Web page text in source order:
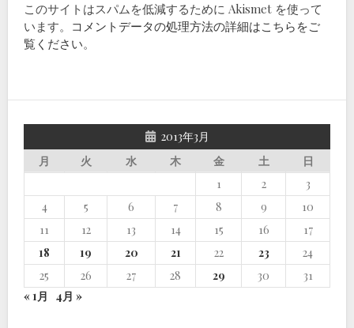
このサイトはスパムを低減するために Akismet を使って
います。 コメントデータの処理方法の詳細はこちらをご
覧ください。
2013年3月
月
火 水 木 金 土
日
1
2
3
4
5 6 7 8 9
10
11
12 13 14 15 16
17
18
19 20 21 22 23
24
25
26 27 28 29 30
31
« 1月
4月 »